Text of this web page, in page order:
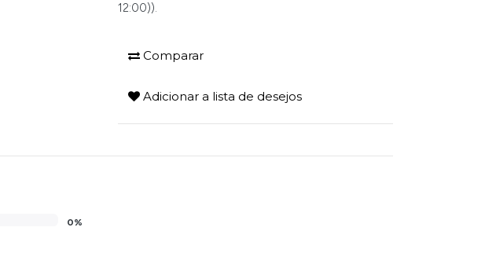
12:00)).
Comparar
Adicionar a lista de desejos
0%